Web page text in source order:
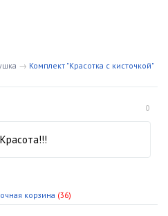
→ Комплект "Красотка с кисточкой"
0
корзина (36)